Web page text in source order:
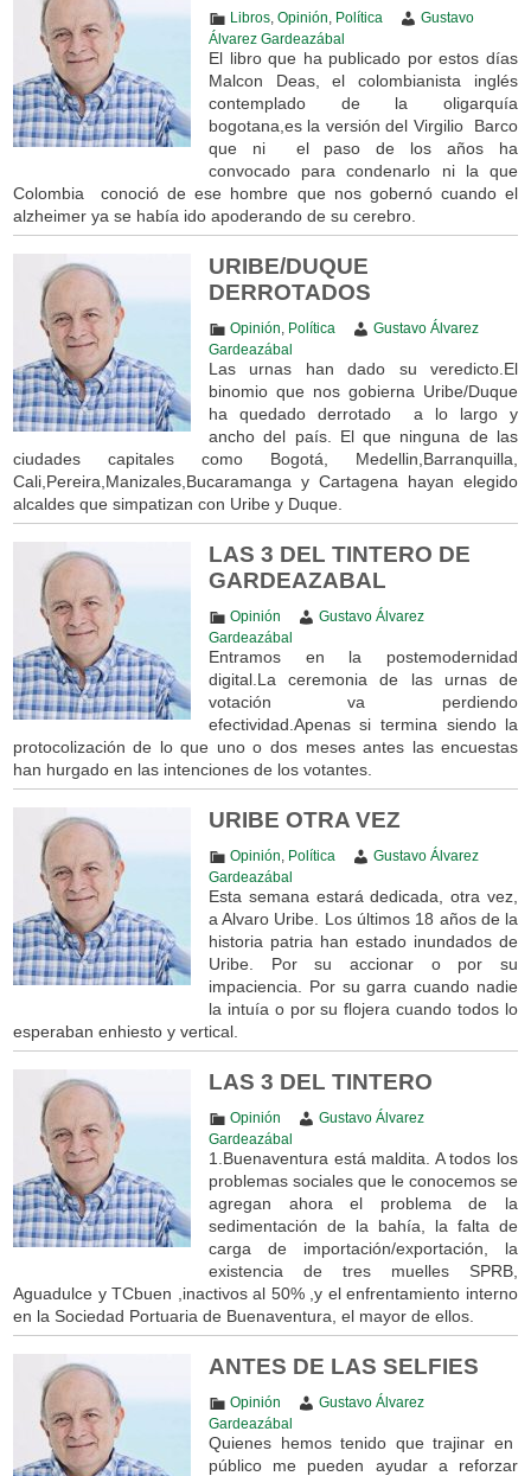
Libros, Opinión Política
Gustavo
Álvarez Gardeazábal
El libro que ha publicado por estos días
Malcon Deas, el colombianista inglés
contemplado de la oligarquía
bogotana,es la versión del Virgilio Barco
que ni el paso de los años ha
convocado para condenarlo ni la que
Colombia conoció de ese hombre que nos gobernó cuando el
alzheimer ya se había ido apoderando de su cerebro.
URIBE/DUQUE
DERROTADOS
Opinión Política
Gustavo Álvarez
Gardeazábal
Las urnas han dado su veredicto.El
binomio que nos gobierna Uribe/Duque
ha quedado derrotado a lo largo y
ancho del país. El que ninguna de las
ciudades capitales como Bogotá, Medellin,Barranquilla,
Cali,Pereira,Manizales,Bucaramanga y Cartagena hayan elegido
alcaldes que simpatizan con Uribe y Duque.
LAS 3 DEL TINTERO DE
GARDEAZABAL
Opinión
Gustavo Álvarez
Gardeazábal
Entramos en la postemodernidad
digital.La ceremonia de las urnas de
votación va perdiendo
efectividad.Apenas si termina siendo la
protocolización de lo que uno o dos meses antes las encuestas
han hurgado en las intenciones de los votantes.
URIBE OTRA VEZ
Opinión Política
Gustavo Álvarez
Gardeazábal
Esta semana estará dedicada, otra vez,
a Alvaro Uribe. Los últimos 18 años de la
historia patria han estado inundados de
Uribe. Por su accionar o por su
impaciencia. Por su garra cuando nadie
la intuía o por su flojera cuando todos lo
esperaban enhiesto y vertical.
LAS 3 DEL TINTERO
Opinión
Gustavo Álvarez
Gardeazábal
1.Buenaventura está maldita. A todos los
problemas sociales que le conocemos se
agregan ahora el problema de la
sedimentación de la bahía, la falta de
carga de importación/exportación, la
existencia de tres muelles SPRB,
Aguadulce y TCbuen ,inactivos al 50% ,y el enfrentamiento interno
en la Sociedad Portuaria de Buenaventura, el mayor de ellos.
ANTES DE LAS SELFIES
Opinión
Gustavo Álvarez
Gardeazábal
Quienes hemos tenido que trajinar en
público me pueden ayudar a reforzar